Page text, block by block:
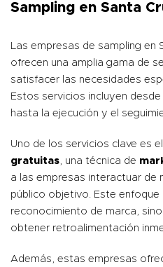
Sampling en Santa
Las empresas de sampling en
ofrecen una amplia gama de
satisfacer las necesidades
Estos servicios incluyen
hasta la ejecución y el
Uno de los servicios clave es el
gratuitas, una técnica de
a las empresas interactuar de
público objetivo. Este enfoque
reconocimiento de marca,
obtener retroalimentación
Además, estas empresas